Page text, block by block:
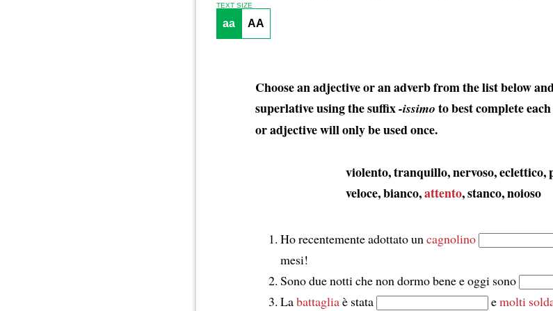
TEXT SIZE
aa AA
Choose an adjective or an adverb from the list below
superlative using the suffix-issimo to best complete
or adjective will only be used once.
violento, tranquillo, nervoso, eclettico,
veloce, bianco,attento, stanco, noioso
Ho recentemente adottato uncagnolino
mesi!
Sono due notti che non dormo bene e oggi sono
Labattagliaè stata emolti